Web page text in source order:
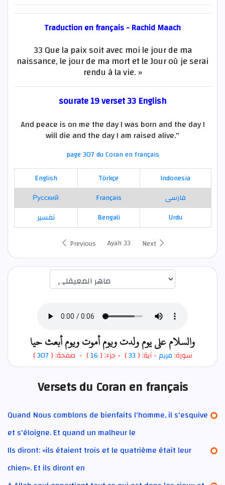
Traduction en français - Rachid Maach
33 Que la paix soit avec moi le jour de ma
naissance, le jour de ma mort et le Jour où je serai
rendu à la vie. »
sourate 19 verset 33 English
And peace is on me the day I was born and the day I
will die and the day I am raised alive."
page 307 du Coran en français
English
Türkçe
Indonesia
Русский
Français
فارسی
تفسير
Bengali
Urdu
Previous
Ayah 33 Next
والسلام علي يوم ولدت ويوم أموت ويوم أبعث حيا
سورة:مريم- آية: (33
) - جزء: (16) - صفحة: ( 307
)
Versets du Coran en français
Quand Nous comblons de bienfaits l'homme, il s'esquive
et s'éloigne. Et quand un malheur le
Ils diront: «ils étaient trois et le quatrième était leur
chien». Et ils diront en